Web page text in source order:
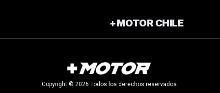
+MOTOR CHILE
Copyright © 2026 Todos los derechos reservados.